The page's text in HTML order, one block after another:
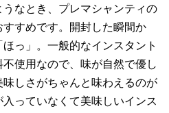
なとき、プレマシャンティの
すすめです。開封した瞬間か
っ」。一般的なインスタント
使用なので、味が自然で優し
しさがちゃんと味わえるのが
っていなくて美味しいインス